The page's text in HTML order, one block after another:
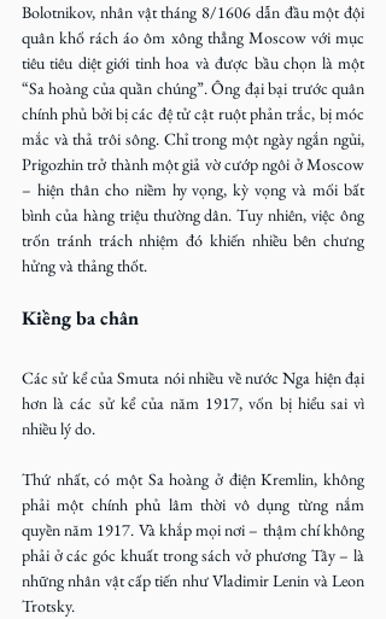
Bolotnikov, nhân vật tháng 8/1606 dẫn đầu một đội
quân khố rách áo ôm xông thẳng Moscow với mục
tiêu tiêu diệt giới tinh hoa và được bầu chọn là một
“Sa hoàng của quần chúng”. Ông đại bại trước quân
chính phủ bởi bị các đệ tử cật ruột phản trắc, bị móc
mắc và thả trôi sông. Chỉ trong một ngày ngắn ngủi,
Prigozhin trở thành một giả vờ cướp ngôi ở Moscow
– hiện thân cho niềm hy vọng, kỳ vọng và mối bất
bình của hàng triệu thường dân. Tuy nhiên, việc ông
trốn tránh trách nhiệm đó khiến nhiều bên chưng
hửng và thảng thốt.
Kiềng ba chân
Các sử kể của Smuta nói nhiều về nước Nga hiện đại
hơn là các sử kể của năm 1917, vốn bị hiểu sai vì
nhiều lý do.
Thứ nhất, có một Sa hoàng ở điện Kremlin, không
phải một chính phủ lâm thời vô dụng từng nắm
quyền năm 1917. Và khắp mọi nơi – thậm chí không
phải ở các góc khuất trong sách vở phương Tây – là
những nhân vật cấp tiến như Vladimir Lenin và Leon
Trotsky.